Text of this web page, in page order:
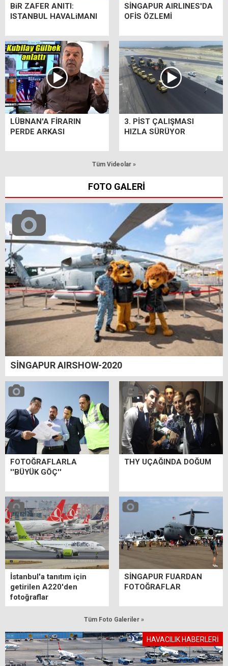
BiR ZAFER ANITI:
ISTANBUL HAVALiMANI
SİNGAPUR AIRLINES'DA
OFİS ÖZLEMİ
LÜBNAN'A FİRARIN
PERDE ARKASI
3. PİST ÇALIŞMASI
HIZLA SÜRÜYOR
Tüm Videolar »
FOTO GALERİ
SİNGAPUR AIRSHOW-2020
FOTOĞRAFLARLA
''BÜYÜK GÖÇ''
THY UÇAĞINDA DOĞUM
İstanbul'a tanıtım için
getirilen A220'den
fotoğraflar
SİNGAPUR FUARDAN
FOTOĞRAFLAR
Tüm Foto Galeriler »
HAVACILIK HABERLERİ